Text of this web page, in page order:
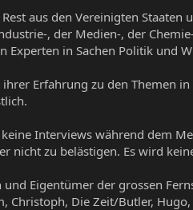
aus den Vereinigten
, der Medien-, der
Experten in Sachen Politik und
Erfahrung zu den Themen
Interviews während dem
nicht zu belästigen. Es wird
Eigentümer der grossen
Christoph, Die Zeit/Butler,